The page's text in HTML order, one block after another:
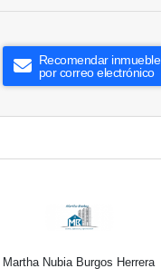
Recomendar inmueble
por correo electrónico
Martha Nubia Burgos Herrera